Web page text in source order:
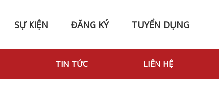
SỰ KIỆN ĐĂNG KÝ TUYỂN DỤNG
TIN TỨC LIÊN HỆ